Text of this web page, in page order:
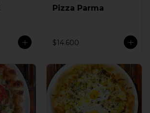
Pizza Parma
$14.600